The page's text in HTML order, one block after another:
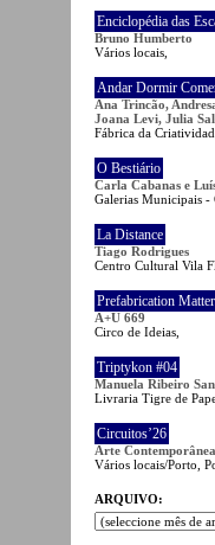
Enciclopédia das
Bruno Humberto
Vários locais,
Andar Dormir
Ana Trincão,
Joana Levi, Julia
Fábrica da
O Bestiário
Carla Cabanas e
Galerias Municipais -
La Distance
Tiago Rodrigues
Centro Cultural Vila
Prefabrication
A+U 669
Circo de Ideias,
Triptykon #04
Manuela Ribeiro
Livraria Tigre de
Circuitos’26
Arte
Vários locais/Porto,
ARQUIVO: